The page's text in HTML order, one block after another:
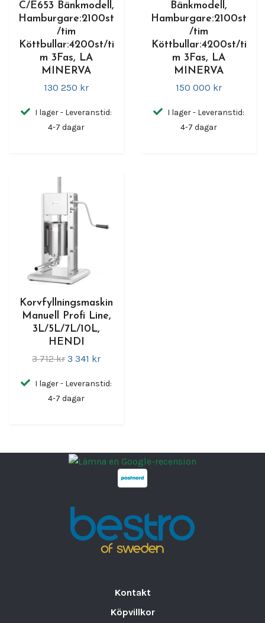
C/E653 Bänkmodell,
Hamburgare:2100st
/tim
Köttbullar:4200st/ti
m 3Fas, LA
MINERVA
130 250 kr
I lager - Leveranstid:
4-7 dagar
Bänkmodell,
Hamburgare:2100st
/tim
Köttbullar:4200st/ti
m 3Fas, LA
MINERVA
150 000 kr
I lager - Leveranstid:
4-7 dagar
Korvfyllningsmaskin
Manuell Profi Line,
3L/5L/7L/10L,
HENDI
3 712 kr 3 341 kr
I lager - Leveranstid:
4-7 dagar
Kontakt
Köpvillkor